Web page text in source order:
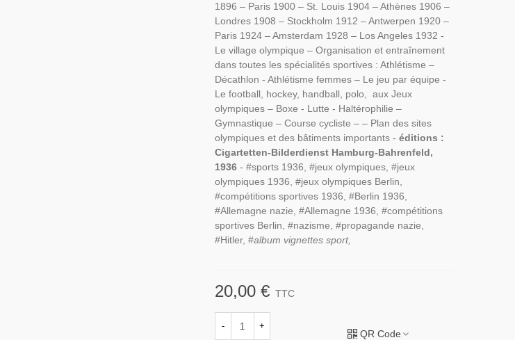
1896 – Paris 1900 – St. Louis 1904 – Athènes 1906 –
Londres 1908 – Stockholm 1912 – Antwerpen 1920 –
Paris 1924 – Amsterdam 1928 – Los Angeles 1932 -
Le village olympique – Organisation et entraînement
dans toutes les spécialités sportives : Athlétisme –
Décathlon - Athlétisme femmes – Le jeu par équipe -
Le football, hockey, handball, polo, aux Jeux
olympiques – Boxe - Lutte - Haltérophilie –
Gymnastique – Course cycliste – – Plan des sites
olympiques et des bâtiments importants - éditions :
Cigartetten-Bilderdienst Hamburg-Bahrenfeld,
1936- #sports 1936, #jeux olympiques, #jeux
olympiques 1936, #jeux olympiques Berlin,
#compétitions sportives 1936, #Berlin 1936,
#Allemagne nazie, #Allemagne 1936, #compétitions
sportives Berlin, #nazisme, #propagande nazie,
#Hitler, #album vignettes sport,
20,00 € TTC
- +
QR Code